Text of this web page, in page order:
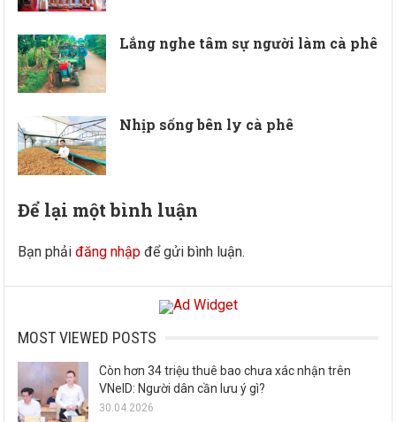
Lắng nghe tâm sự người làm cà phê
Nhịp sống bên ly cà phê
Để lại một bình luận
Bạn phảiđăng nhập để gửi bình luận.
MOST VIEWED POSTS
Còn hơn 34 triệu thuê bao chưa xác nhận trên
VNeID: Người dân cần lưu ý gì?
30.04.2026